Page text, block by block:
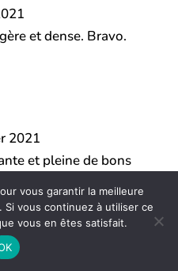
et dense. Bravo.
2021
et pleine de bons
et longue vie à
vous garantir la meilleure
vous continuez à utiliser ce
vous en êtes satisfait.